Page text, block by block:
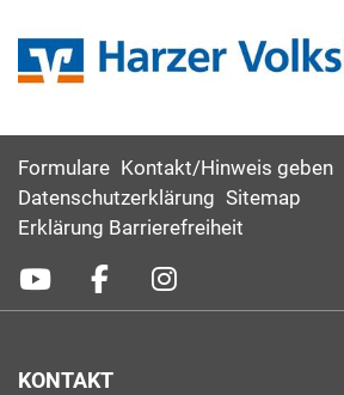
Formulare Kontakt/Hinweis geben
Datenschutzerklärung Sitemap
Erklärung Barrierefreiheit
KONTAKT